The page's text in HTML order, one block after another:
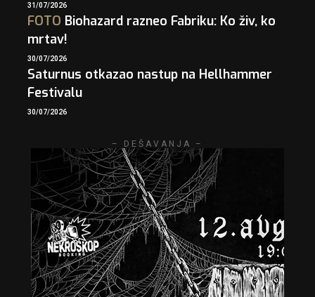
31/07/2026
FOTO Biohazard razneo Fabriku: Ko živ, ko
mrtav!
30/07/2026
Saturnus otkazao nastup na Hellhammer
Festivalu
30/07/2026
– DEŠAVANJA –